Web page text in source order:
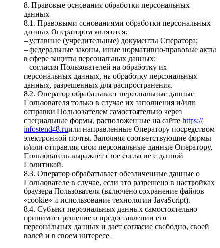
8. Правовые основания обработки персональных
данных
8.1. Правовыми основаниями обработки персональных
данных Оператором являются:
– уставные (учредительные) документы Оператора;
– федеральные законы, иные нормативно-правовые акты
в сфере защиты персональных данных;
– согласия Пользователей на обработку их
персональных данных, на обработку персональных
данных, разрешенных для распространения.
8.2. Оператор обрабатывает персональные данные
Пользователя только в случае их заполнения и/или
отправки Пользователем самостоятельно через
специальные формы, расположенные на сайте https://
infostend48.ruили направленные Оператору посредством
электронной почты. Заполняя соответствующие формы
и/или отправляя свои персональные данные Оператору,
Пользователь выражает свое согласие с данной
Политикой.
8.3. Оператор обрабатывает обезличенные данные о
Пользователе в случае, если это разрешено в настройках
браузера Пользователя (включено сохранение файлов
«cookie» и использование технологии JavaScript).
8.4. Субъект персональных данных самостоятельно
принимает решение о предоставлении его
персональных данных и дает согласие свободно, своей
волей и в своем интересе.